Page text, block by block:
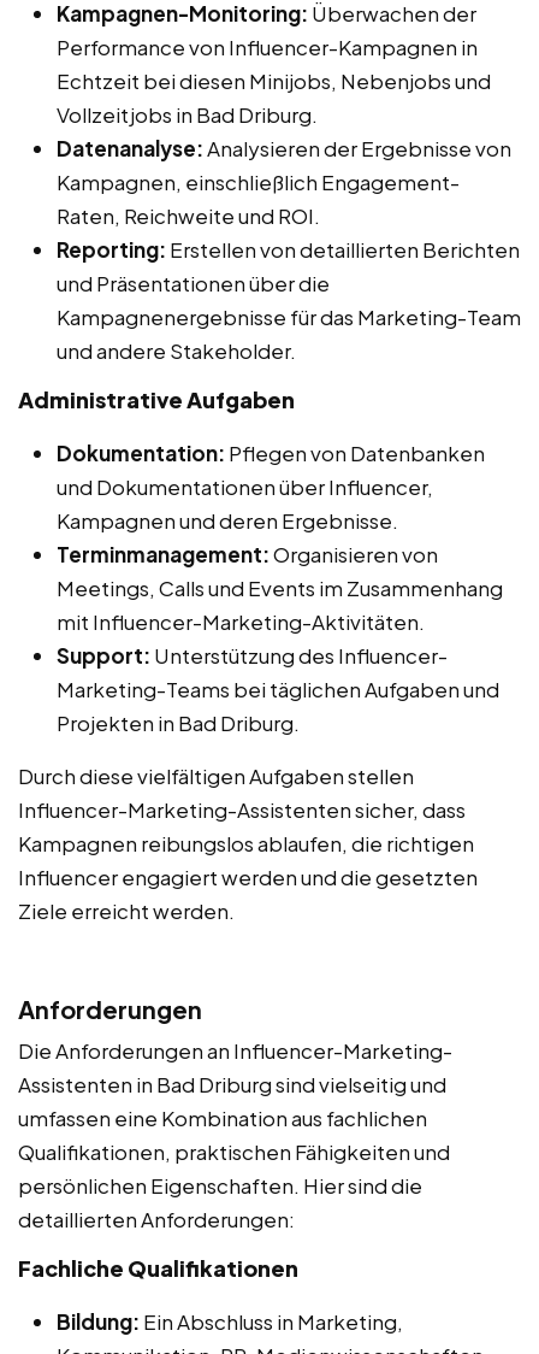
Kampagnen-Monitoring: Überwachen der
Performance von Influencer-Kampagnen in
Echtzeit bei diesen Minijobs, Nebenjobs und
Vollzeitjobs in Bad Driburg.
Datenanalyse:Analysieren der Ergebnisse von
Kampagnen, einschließlich Engagement-
Raten, Reichweite und ROI.
Reporting: Erstellen von detaillierten Berichten
und Präsentationen über die
Kampagnenergebnisse für das Marketing-Team
und andere Stakeholder.
Administrative Aufgaben
Dokumentation: Pflegen von Datenbanken
und Dokumentationen über Influencer,
Kampagnen und deren Ergebnisse.
Terminmanagement:Organisieren von
Meetings, Calls und Events im Zusammenhang
mit Influencer-Marketing-Aktivitäten.
Support: Unterstützung des Influencer-
Marketing-Teams bei täglichen Aufgaben und
Projekten in Bad Driburg.
Durch diese vielfältigen Aufgaben stellen
Influencer-Marketing-Assistenten sicher, dass
Kampagnen reibungslos ablaufen, die richtigen
Influencer engagiert werden und die gesetzten
Ziele erreicht werden.
Anforderungen
Die Anforderungen an Influencer-Marketing-
Assistenten in Bad Driburg sind vielseitig und
umfassen eine Kombination aus fachlichen
Qualifikationen, praktischen Fähigkeiten und
persönlichen Eigenschaften. Hier sind die
detaillierten Anforderungen:
Fachliche Qualifikationen
Bildung: Ein Abschluss in Marketing,